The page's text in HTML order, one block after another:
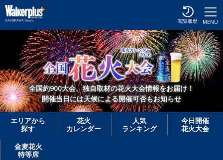
MENU
閲覧履歴
全国約900大会、独自取材の花火大会情報をお届け！
開催当日には天候による開催可否もお知らせ
エリアから
探す
花火
カレンダー
人気
ランキング
今日開催
花火大会
金麦花火
特等席